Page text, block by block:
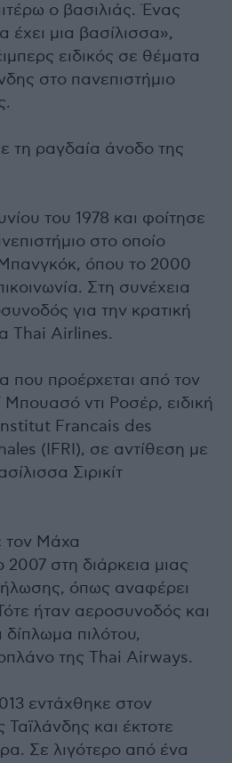
ο βασιλιάς. Ένας
έχει μια βασίλισσα»,
ειδικός σε θέματα
στο πανεπιστήμιο
τη ραγδαία άνοδο της
του 1978 και φοίτησε
στο οποίο
Μπανγκόκ, όπου το 2000
Στη συνέχεια
για την κρατική
Thai Airlines.
που προέρχεται από τον
ντι Ροσέρ, ειδική
Francais des
(IFRI), σε αντίθεση με
Σιρικίτ
τον Μάχα
2007 στη διάρκεια μιας
όπως αναφέρει
ήταν αεροσυνοδός και
δίπλωμα πιλότου,
της Thai Airways.
εντάχθηκε στον
Ταϊλάνδης και έκτοτε
Σε λιγότερο από ένα